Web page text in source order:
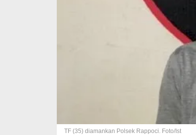
TF (35) diamankan Polsek Rappoci. Foto/Ist